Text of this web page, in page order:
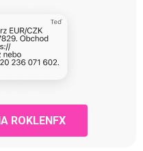
ROKLENFX